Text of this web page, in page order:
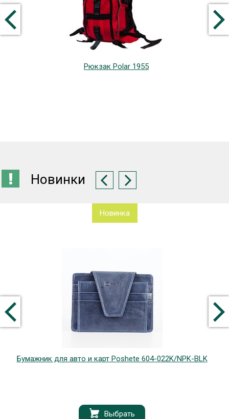
Рюкзак Polar 1955
Новинки
Новинка
Бумажник для авто и карт Poshete 604-022K/NPK-BLK
Выбрать